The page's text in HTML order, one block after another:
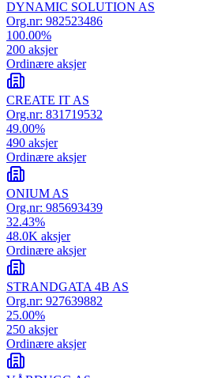
DYNAMIC SOLUTION AS
Org.nr: 982523486
100.00%
200 aksjer
Ordinære aksjer
CREATE IT AS
Org.nr: 831719532
49.00%
490 aksjer
Ordinære aksjer
ONIUM AS
Org.nr: 985693439
32.43%
48.0K aksjer
Ordinære aksjer
STRANDGATA 4B AS
Org.nr: 927639882
25.00%
250 aksjer
Ordinære aksjer